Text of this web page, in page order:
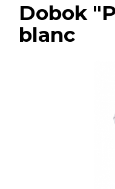
Dobok
blanc